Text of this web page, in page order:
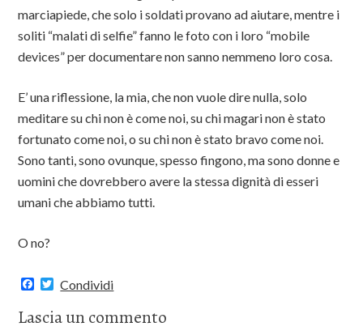
marciapiede, che solo i soldati provano ad aiutare, mentre i
soliti “malati di selfie” fanno le foto con i loro “mobile
devices” per documentare non sanno nemmeno loro cosa.
E’ una riflessione, la mia, che non vuole dire nulla, solo
meditare su chi non è come noi, su chi magari non è stato
fortunato come noi, o su chi non è stato bravo come noi.
Sono tanti, sono ovunque, spesso fingono, ma sono donne e
uomini che dovrebbero avere la stessa dignità di esseri
umani che abbiamo tutti.
O no?
F
e
T
w
t
Condividi
Lascia un commento